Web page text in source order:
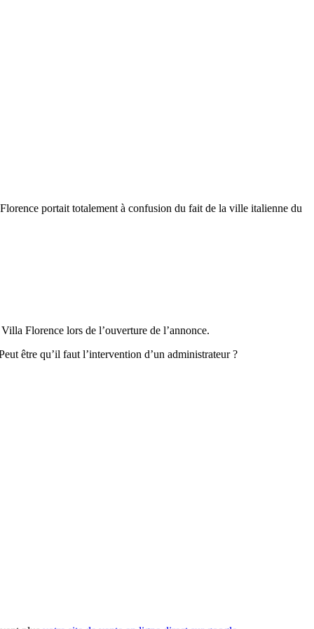
portait totalement à confusion du fait de la ville italienne du
Florence lors de l’ouverture de l’annonce.
être qu’il faut l’intervention d’un administrateur ?